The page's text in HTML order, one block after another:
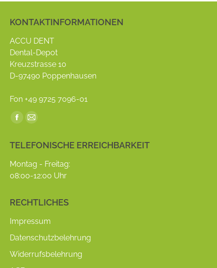
KONTAKTINFORMATIONEN
ACCU DENT
Dental-Depot
Kreuzstrasse 10
D-97490 Poppenhausen
Fon +49 9725 7096-01
Find us on:
Facebook
opens
in
new
Mail
opens
in
new
TELEFONISCHE ERREICHBARKEIT
Montag - Freitag:
08:00-12:00 Uhr
RECHTLICHES
Impressum
Datenschutzbelehrung
Widerrufsbelehrung